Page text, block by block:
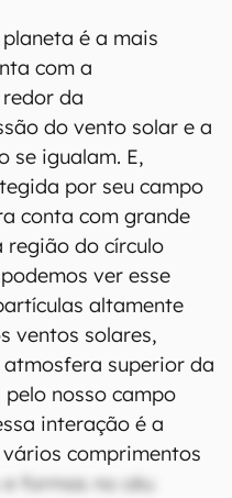
é a mais
com a
da
do vento solar e a
se igualam. E,
por seu campo
conta com grande
região do círculo
ver esse
altamente
ventos solares,
superior da
nosso campo
interação é a
comprimentos
formas no céu